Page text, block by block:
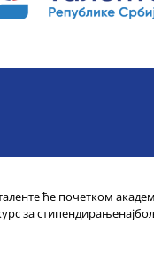
ће почетком
за